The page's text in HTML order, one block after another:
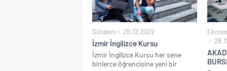
Gündem 29.12.2022
İzmir İngilizce Kursu
İzmir İngilizce Kursu her sene
binlerce öğrencisine yeni bir